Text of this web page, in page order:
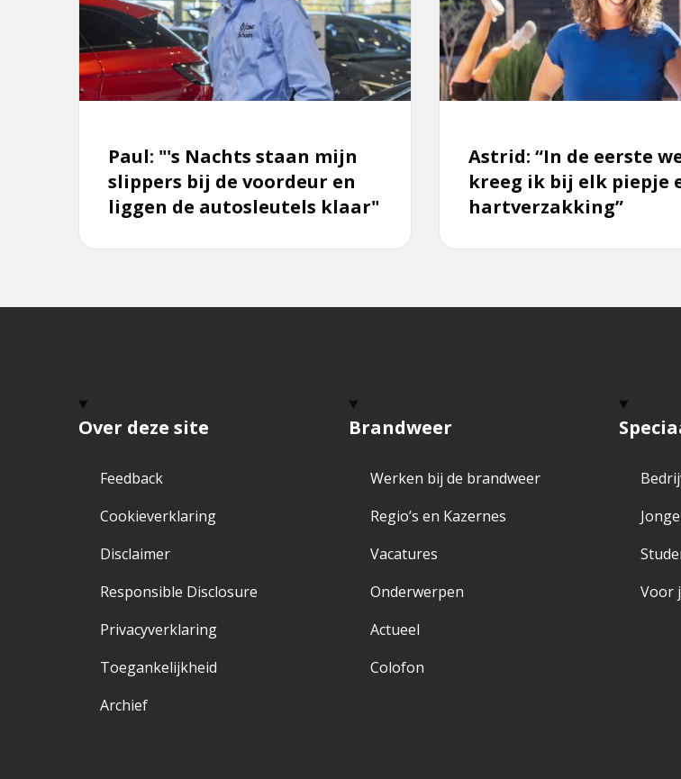
Paul: "'s Nachts staan mijn
slippers bij de voordeur en
liggen de autosleutels klaar"
"'s
Nachts
staan
mijn
slippers
voordeur
liggen
autosleutels
Astrid: “In de eerste
kreeg ik bij elk piepje
hartverzakking”
“In
de
eerste
week
kreeg
piepje
Over deze site
Feedback
Cookieverklaring
Disclaimer
Responsible Disclosure
Privacyverklaring
Toegankelijkheid
Archief
Brandweer
Werken bij de brandweer
Regio’s en Kazernes
Vacatures
Onderwerpen
Actueel
Colofon
Voor